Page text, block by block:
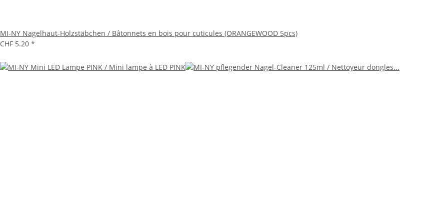
MI-NY Nagelhaut-Holzstäbchen / Bâtonnets en bois pour cuticules (ORANGEWOOD 5pcs)
CHF 5.20 *